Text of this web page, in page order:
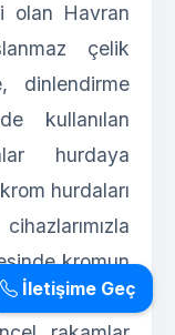
olan Havran
çelik
dinlendirme
kullanılan
hurdaya
hurdaları
kromun
Havran hurda
İletişime Geç